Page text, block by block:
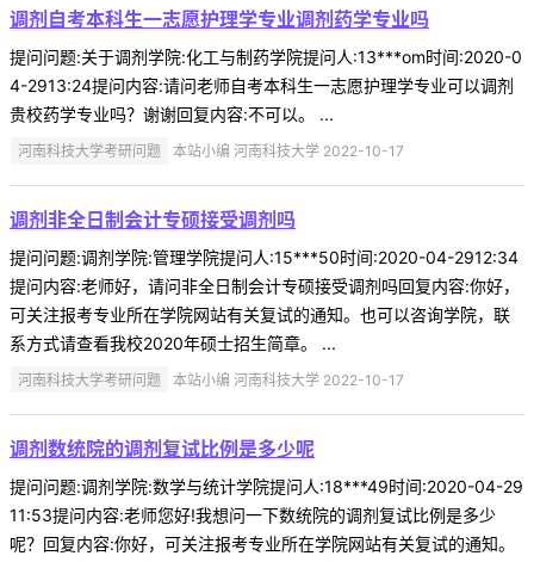
调剂自考本科生一志愿护理学专业调剂药学专业吗
提问问题:关于调剂学院:化工与制药学院提问人:13***om时间:2020-0
4-2913:24提问内容:请问老师自考本科生一志愿护理学专业可以调剂
贵校药学专业吗？谢谢回复内容:不可以。 ...
河南科技大学考研问题 本站小编 河南科技大学 2022-10-17
调剂非全日制会计专硕接受调剂吗
提问问题:调剂学院:管理学院提问人:15***50时间:2020-04-2912:34
提问内容:老师好，请问非全日制会计专硕接受调剂吗回复内容:你好，
可关注报考专业所在学院网站有关复试的通知。也可以咨询学院，联
系方式请查看我校2020年硕士招生简章。 ...
河南科技大学考研问题 本站小编 河南科技大学 2022-10-17
调剂数统院的调剂复试比例是多少呢
提问问题:调剂学院:数学与统计学院提问人:18***49时间:2020-04-29
11:53提问内容:老师您好!我想问一下数统院的调剂复试比例是多少
呢？回复内容:你好，可关注报考专业所在学院网站有关复试的通知。